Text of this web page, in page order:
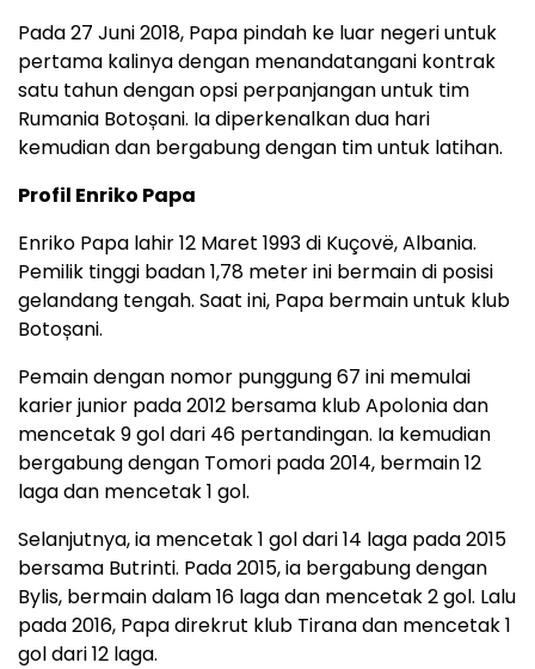
Pada 27 Juni 2018, Papa pindah ke luar negeri untuk
pertama kalinya dengan menandatangani kontrak
satu tahun dengan opsi perpanjangan untuk tim
Rumania Botoșani. Ia diperkenalkan dua hari
kemudian dan bergabung dengan tim untuk latihan.
Profil Enriko Papa
Enriko Papa lahir 12 Maret 1993 di Kuçovë, Albania.
Pemilik tinggi badan 1,78 meter ini bermain di posisi
gelandang tengah. Saat ini, Papa bermain untuk klub
Botoșani.
Pemain dengan nomor punggung 67 ini memulai
karier junior pada 2012 bersama klub Apolonia dan
mencetak 9 gol dari 46 pertandingan. Ia kemudian
bergabung dengan Tomori pada 2014, bermain 12
laga dan mencetak 1 gol.
Selanjutnya, ia mencetak 1 gol dari 14 laga pada 2015
bersama Butrinti. Pada 2015, ia bergabung dengan
Bylis, bermain dalam 16 laga dan mencetak 2 gol. Lalu
pada 2016, Papa direkrut klub Tirana dan mencetak 1
gol dari 12 laga.